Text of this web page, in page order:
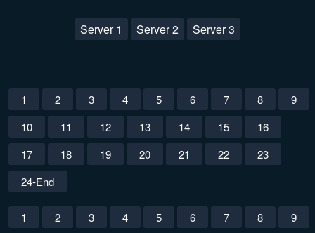
Server 1 Server 2 Server 3
1 2 3 4 5 6 7 8
9
10
11 12 13 14 15
16
17
18 19 20 21 22
23
24-End
1 2 3 4 5 6 7 8
9